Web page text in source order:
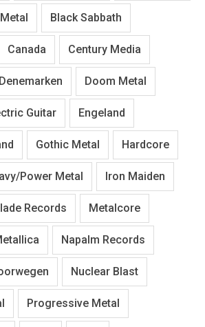
Black Sabbath
Canada Century Media
Denemarken Doom Metal
Guitar Engeland
Gothic Metal Hardcore
Power Metal Iron Maiden
Records Metalcore
Napalm Records
Nuclear Blast
Progressive Metal